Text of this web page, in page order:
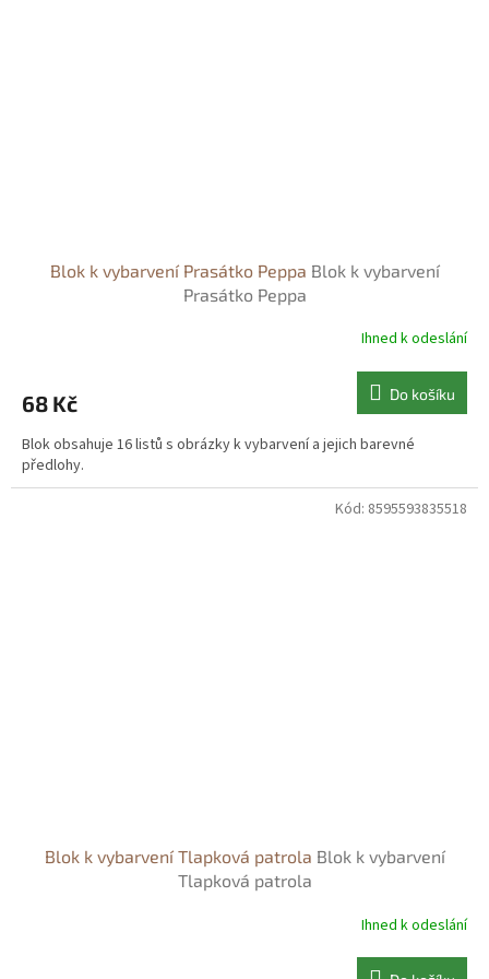
Blok k vybarvení Prasátko Peppa Blok k vybarvení
Prasátko Peppa
Ihned k odeslání
68 Kč Do košíku
Blok obsahuje 16 listů s obrázky k vybarvení a jejich barevné
předlohy.
Blok k vybarvení Tlapková patrola Blok k vybarvení
Tlapková patrola
Ihned k odeslání
Kód: 8595593835518